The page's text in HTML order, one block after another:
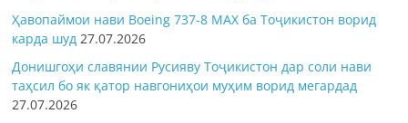
Ҳавопаймои нави Boeing 737-8 MAX ба Тоҷикистон ворид
карда шуд 27.07.2026
Донишгоҳи славянии Русияву Тоҷикистон дар соли нави
таҳсил бо як қатор навгониҳои муҳим ворид мегардад
27.07.2026